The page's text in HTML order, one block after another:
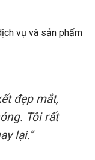
vụ và sản phẩm
đẹp mắt,
Tôi rất
lại.”